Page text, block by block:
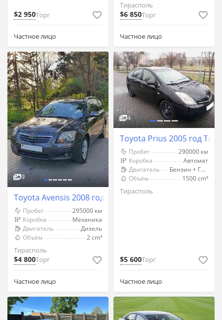
$2 950Торг
Частное лицо
Тирасполь
$6 850Торг
Частное лицо
9
Toyota Avensis 2008 год Тирасполь
Пробег
295000 км
Коробка
Механика
Двигатель
Дизель
Объём
2 cm³
Тирасполь
$4 800Торг
Частное лицо
4
Toyota Prius 2005 год
Пробег
290000 км
Коробка
Автомат
Двигатель
Бензин + Газ (Метан)
Объём
1500 cm³
Тирасполь
$5 600Торг
Частное лицо